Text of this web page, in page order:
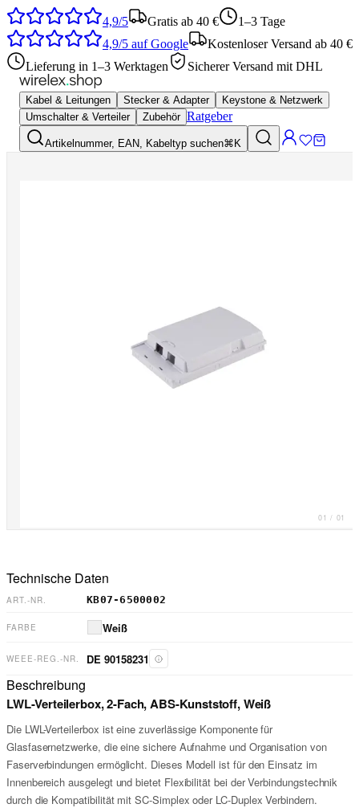
4,9/5 Gratis ab 40 €
1–3 Tage
4,9/5 auf Google
Kostenloser Versand ab 40 €
Lieferung in 1–3 Werktagen
Sicherer Versand mit DHL
Kabel & Leitungen Stecker & Adapter
Keystone & Netzwerk
Umschalter & Verteiler
Zubehör Ratgeber
Artikelnummer, EAN, Kabeltyp suchen⌘K
01 / 01
Technische Daten
ART.-NR. KB07-6500002
FARBE Weiß
WEEE-REG.-NR. DE 90158231
Beschreibung
LWL-Verteilerbox, 2-Fach, ABS-Kunststoff, Weiß
Die LWL-Verteilerbox ist eine zuverlässige Komponente für
Glasfasernetzwerke, die eine sichere Aufnahme und Organisation von
Faserverbindungen ermöglicht. Dieses Modell ist für den Einsatz im
Innenbereich ausgelegt und bietet Flexibilität bei der Verbindungstechnik
durch die Kompatibilität mit SC-Simplex oder LC-Duplex Verbindern.